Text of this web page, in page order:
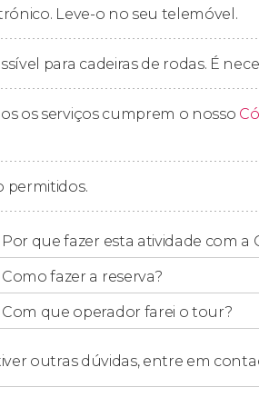
naPraça Mirabellplatz, mas
em 13 idiomas, entre os quais
canais infantis, um em alemão
o Designer Outlet
Leve-o no seu telemóvel.
para cadeiras de rodas. É
os serviços cumprem o nosso
permitidos.
Por que fazer esta atividade com a
Como fazer a reserva?
Com que operador farei o tour?
outras dúvidas, entre em